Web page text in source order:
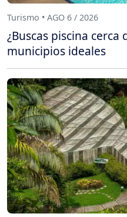
Turismo • AGO 6 / 2026
¿Buscas piscina cerca
municipios ideales